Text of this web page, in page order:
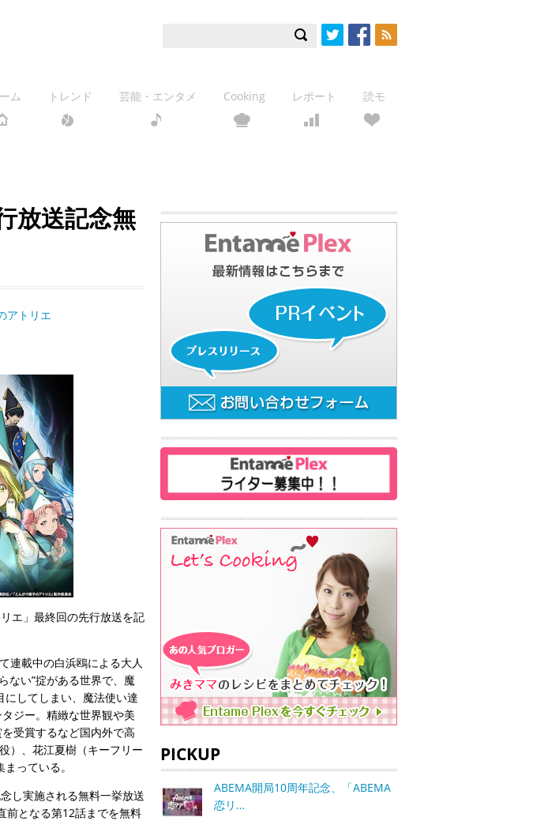
ム トレンド 芸能・エンタメ Cooking レポート 読モ
放送記念無
アトリエ
エ」最終回の先行放送を記
連載中の白浜鴎による大人
ない”掟がある世界で、魔
してしまい、魔法使い達
ジー。精緻な世界観や美
受賞するなど国内外で高
）、花江夏樹（キーフリー
っている。
し実施される無料一挙放送
前となる第12話までを無料
PICKUP
ABEMA開局10周年記念、「ABEMA
恋リ…